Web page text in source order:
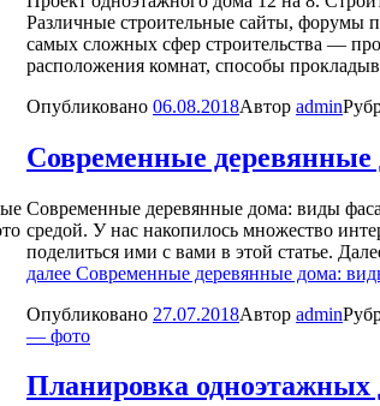
Различные строительные сайты, форумы
самых сложных сфер строительства —
расположения комнат, способы
Опубликовано 06.08.2018Автор admin
Современные
Современные деревянные дома: виды
средой. У нас накопилось множество
поделиться ими с вами в этой статье.
далее Современные деревянные дома:
Опубликовано 27.07.2018Автор admin
— фото
Планировка